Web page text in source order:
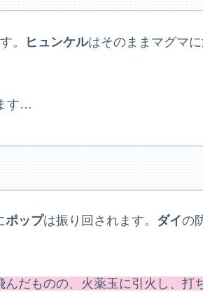
。 ヒュンケルはそのままマグマ
す…
ポップは振り回されます。 ダイの
んだものの、火薬玉に引火し、打